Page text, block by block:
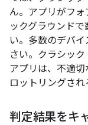
ん。アプリがフ
ックグラウンド
い。多数のデバ
さい。クラシッ
アプリは、不適
ロットリングされ
判定結果をキ